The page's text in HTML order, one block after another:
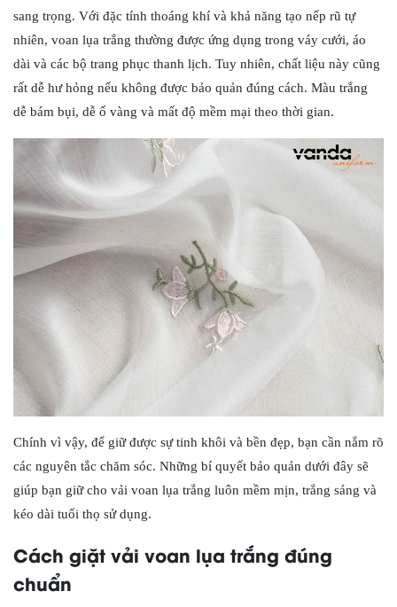
sang trọng. Với đặc tính thoáng khí và khả năng tạo nếp rũ tự
nhiên, voan lụa trắng thường được ứng dụng trong váy cưới, áo
dài và các bộ trang phục thanh lịch. Tuy nhiên, chất liệu này cũng
rất dễ hư hỏng nếu không được bảo quản đúng cách. Màu trắng
dễ bám bụi, dễ ố vàng và mất độ mềm mại theo thời gian.
Chính vì vậy, để giữ được sự tinh khôi và bền đẹp, bạn cần nắm rõ
các nguyên tắc chăm sóc. Những bí quyết bảo quản dưới đây sẽ
giúp bạn giữ cho vải voan lụa trắng luôn mềm mịn, trắng sáng và
kéo dài tuổi thọ sử dụng.
Cách giặt vải voan lụa trắng đúng
chuẩn